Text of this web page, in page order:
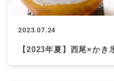
2023.07.24
【2023年夏】西尾×かき